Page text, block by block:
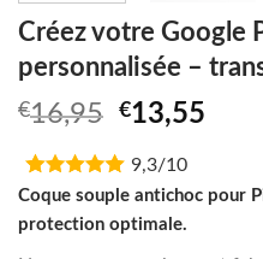
Créez votre Google
personnalisée –
€16,95 Original
was:
€16,95.
€13,55
9,3/10
Coque souple antichoc pour
protection optimale.